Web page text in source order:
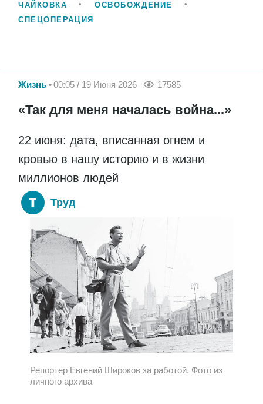
ЧАЙКОВКА
ОСВОБОЖДЕНИЕ
СПЕЦОПЕРАЦИЯ
Жизнь 00:05 / 19 Июня 2026 17585
«Так для меня началась война...»
22 июня: дата, вписанная огнем и
кровью в нашу историю и в жизни
миллионов людей
Труд
Репортер Евгений Широков за работой. Фото из
личного архива